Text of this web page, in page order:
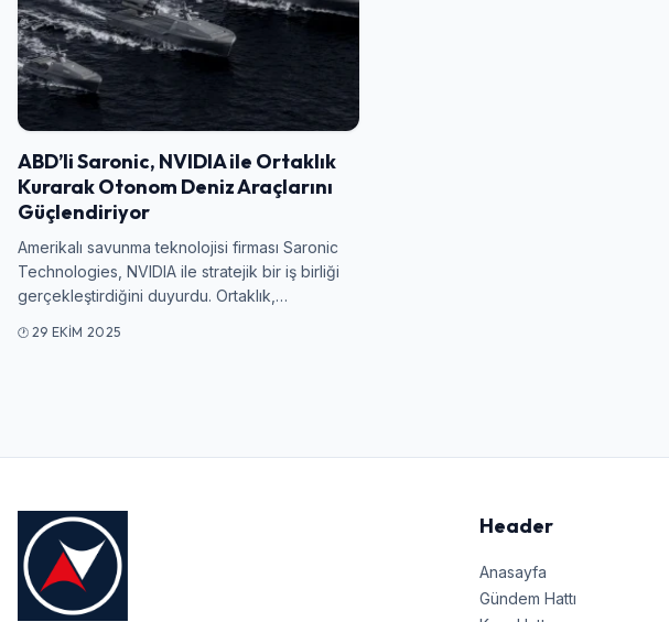
ABD’li Saronic, NVIDIA ile Ortaklık
Kurarak Otonom Deniz Araçlarını
Güçlendiriyor
Amerikalı savunma teknolojisi firması Saronic
Technologies, NVIDIA ile stratejik bir iş birliği
gerçekleştirdiğini duyurdu. Ortaklık,…
29 EKIM 2025
Header
Anasayfa
Gündem Hattı